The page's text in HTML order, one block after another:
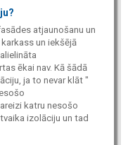
atjaunošanu un
un iekšējā
ēkai nav. Kā šādā
ja to nevar klāt "
katru nesošo
izolāciju un tad